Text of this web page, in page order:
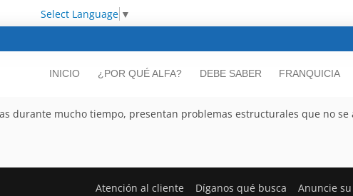
Select Language ▼
INICIO ¿POR QUÉ ALFA? DEBE SABER FRANQUICIA
durante mucho tiempo, presentan problemas estructurales que no
Atención al cliente Díganos qué busca Anuncie